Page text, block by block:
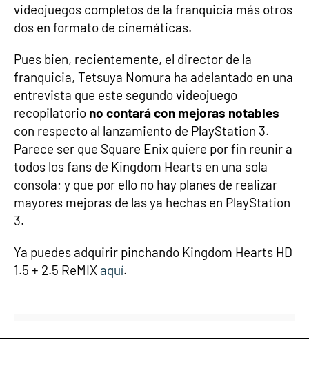
videojuegos completos de la franquicia más otros
dos en formato de cinemáticas.
Pues bien, recientemente, el director de la
franquicia, Tetsuya Nomura ha adelantado en una
entrevista que este segundo videojuego
recopilatorio no contará con mejoras notables
con respecto al lanzamiento de PlayStation 3.
Parece ser que Square Enix quiere por fin reunir a
todos los fans de Kingdom Hearts en una sola
consola; y que por ello no hay planes de realizar
mayores mejoras de las ya hechas en PlayStation
3.
Ya puedes adquirir pinchando Kingdom Hearts HD
1.5 + 2.5 ReMIX aquí.